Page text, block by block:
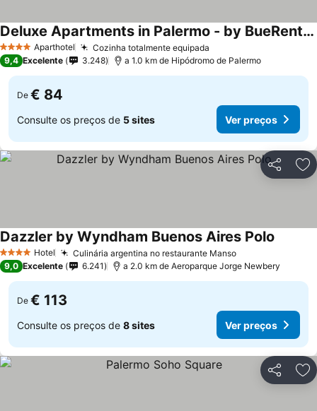
4 EstrelasAparthotel Cozinha totalmente equipada
Deluxe Apartments in Palermo - by BueRentals
9,4 Excelente 3.248 a 1.0 km de Hipódromo de Palermo
De € 84
Consulte os preços de 5 sites Ver preços
Partilhar
4 EstrelasHotel Culinária argentina no restaurante Manso
Dazzler by Wyndham Buenos Aires Polo
9,0 Excelente 6.241 a 2.0 km de Aeroparque Jorge Newbery
De € 113
Consulte os preços de 8 sites Ver preços
Partilhar